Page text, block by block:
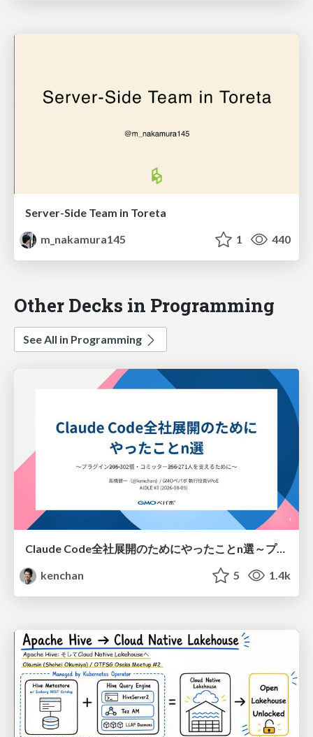
Server-Side Team in Toreta
m_nakamura145
1 440
Other Decks in Programming
See All in Programming
Claude Code全社展開のためにやったことn選～プラグイン302個・コミッター271人を支えるために～
kenchan
5 1.4k